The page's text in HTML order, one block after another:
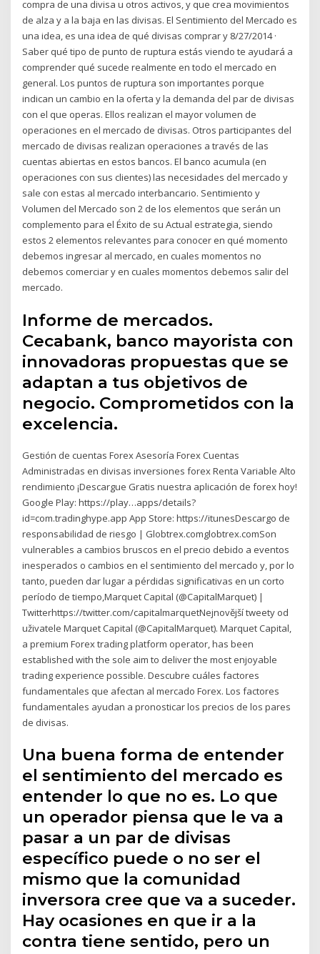
compra de una divisa u otros activos, y que crea movimientos
de alza y a la baja en las divisas. El Sentimiento del Mercado es
una idea, es una idea de qué divisas comprar y 8/27/2014 ·
Saber qué tipo de punto de ruptura estás viendo te ayudará a
comprender qué sucede realmente en todo el mercado en
general. Los puntos de ruptura son importantes porque
indican un cambio en la oferta y la demanda del par de divisas
con el que operas. Ellos realizan el mayor volumen de
operaciones en el mercado de divisas. Otros participantes del
mercado de divisas realizan operaciones a través de las
cuentas abiertas en estos bancos. El banco acumula (en
operaciones con sus clientes) las necesidades del mercado y
sale con estas al mercado interbancario. Sentimiento y
Volumen del Mercado son 2 de los elementos que serán un
complemento para el Éxito de su Actual estrategia, siendo
estos 2 elementos relevantes para conocer en qué momento
debemos ingresar al mercado, en cuales momentos no
debemos comerciar y en cuales momentos debemos salir del
mercado.
Informe de mercados.
Cecabank, banco mayorista con
innovadoras propuestas que se
adaptan a tus objetivos de
negocio. Comprometidos con la
excelencia.
Gestión de cuentas Forex Asesoría Forex Cuentas
Administradas en divisas inversiones forex Renta Variable Alto
rendimiento ¡Descargue Gratis nuestra aplicación de forex hoy!
Google Play: https://play…apps/details?
id=com.tradinghype.app App Store: https://itunesDescargo de
responsabilidad de riesgo | Globtrex.comglobtrex.comSon
vulnerables a cambios bruscos en el precio debido a eventos
inesperados o cambios en el sentimiento del mercado y, por lo
tanto, pueden dar lugar a pérdidas significativas en un corto
período de tiempo,Marquet Capital (@CapitalMarquet) |
Twitterhttps://twitter.com/capitalmarquetNejnovější tweety od
uživatele Marquet Capital (@CapitalMarquet). Marquet Capital,
a premium Forex trading platform operator, has been
established with the sole aim to deliver the most enjoyable
trading experience possible. Descubre cuáles factores
fundamentales que afectan al mercado Forex. Los factores
fundamentales ayudan a pronosticar los precios de los pares
de divisas.
Una buena forma de entender
el sentimiento del mercado es
entender lo que no es. Lo que
un operador piensa que le va a
pasar a un par de divisas
específico puede o no ser el
mismo que la comunidad
inversora cree que va a suceder.
Hay ocasiones en que ir a la
contra tiene sentido, pero un